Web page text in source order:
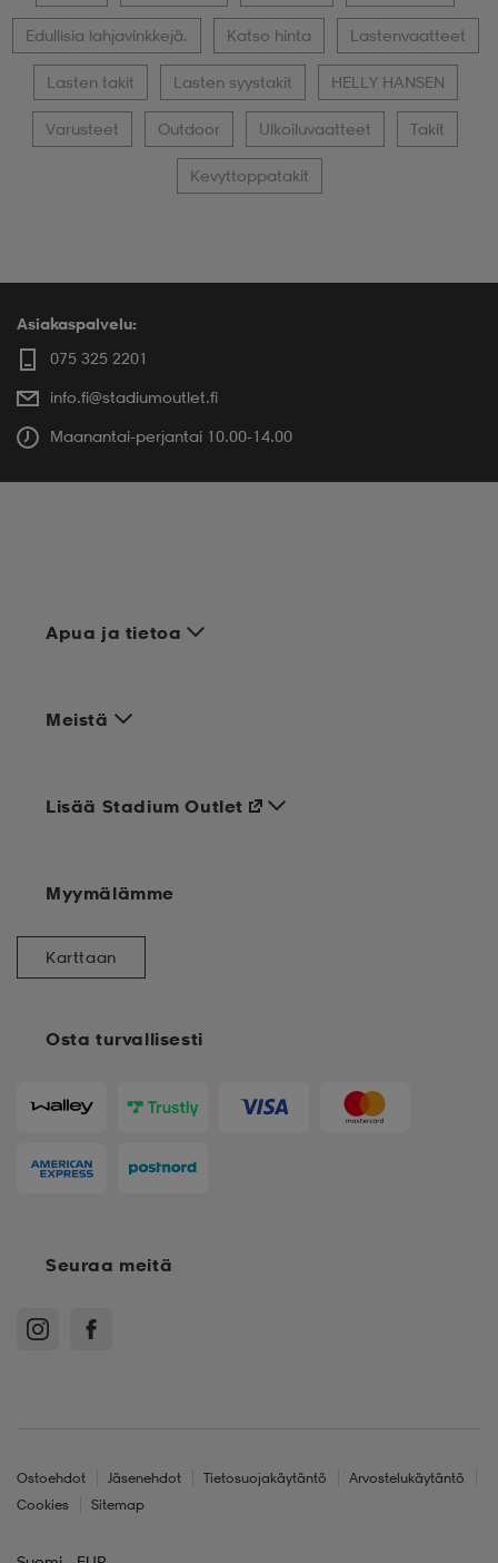
Edullisia lahjavinkkejä. Katso hinta Lastenvaatteet
Lasten takit Lasten syystakit HELLY HANSEN
Varusteet Outdoor Ulkoiluvaatteet Takit
Kevyttoppatakit
Asiakaspalvelu:
075 325 2201
info.fi@stadiumoutlet.fi
Maanantai-perjantai 10.00-14.00
Apua ja tietoa
Meistä
Osta turvallisesti
Lisää Stadium Outlet
Myymälämme
Karttaan
Seuraa meitä
Ostoehdot Jäsenehdot Tietosuojakäytäntö
Arvostelukäytäntö
Cookies
Sitemap